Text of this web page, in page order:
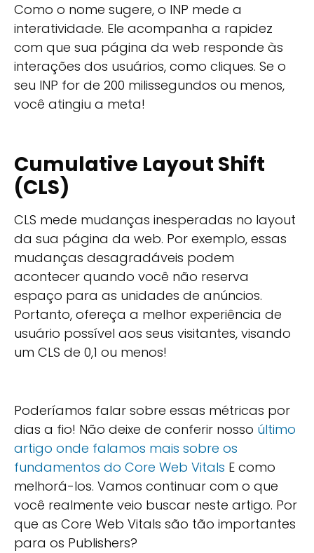
Como o nome sugere, o INP mede a
interatividade. Ele acompanha a rapidez
com que sua página da web responde às
interações dos usuários, como cliques. Se o
seu INP for de 200 milissegundos ou menos,
você atingiu a meta!
Cumulative Layout Shift
(CLS)
CLS mede mudanças inesperadas no layout
da sua página da web. Por exemplo, essas
mudanças desagradáveis podem
acontecer quando você não reserva
espaço para as unidades de anúncios.
Portanto, ofereça a melhor experiência de
usuário possível aos seus visitantes, visando
um CLS de 0,1 ou menos!
Poderíamos falar sobre essas métricas por
dias a fio! Não deixe de conferir nosso último
artigo onde falamos mais sobre os
fundamentos do Core Web Vitals E como
melhorá-los. Vamos continuar com o que
você realmente veio buscar neste artigo. Por
que as Core Web Vitals são tão importantes
para os Publishers?